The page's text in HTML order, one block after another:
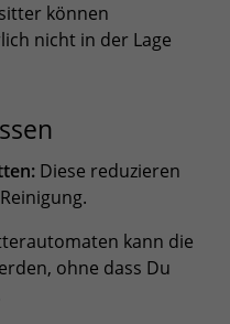
können
nicht in der Lage
Diese reduzieren
kann die
ohne dass Du